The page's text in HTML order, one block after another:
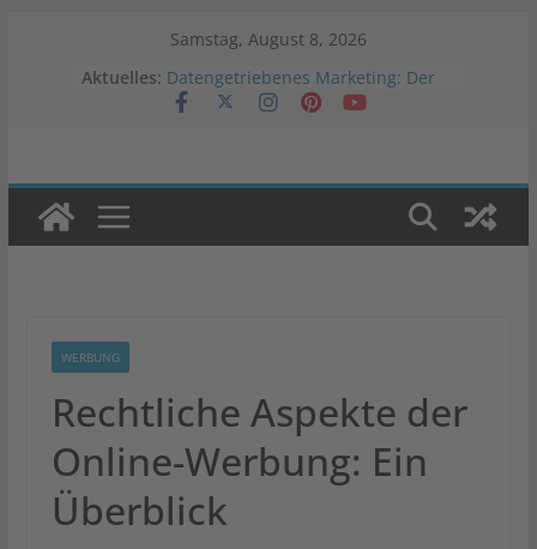
Samstag, August 8, 2026
Aktuelles: Datengetriebenes Marketing: Der
Schlüssel zum Erfolg
Veränderung der Werbestrategien
Was ist Programmatic Advertising?
WERBUNG
Rechtliche Aspekte der
Online-Werbung: Ein
Überblick